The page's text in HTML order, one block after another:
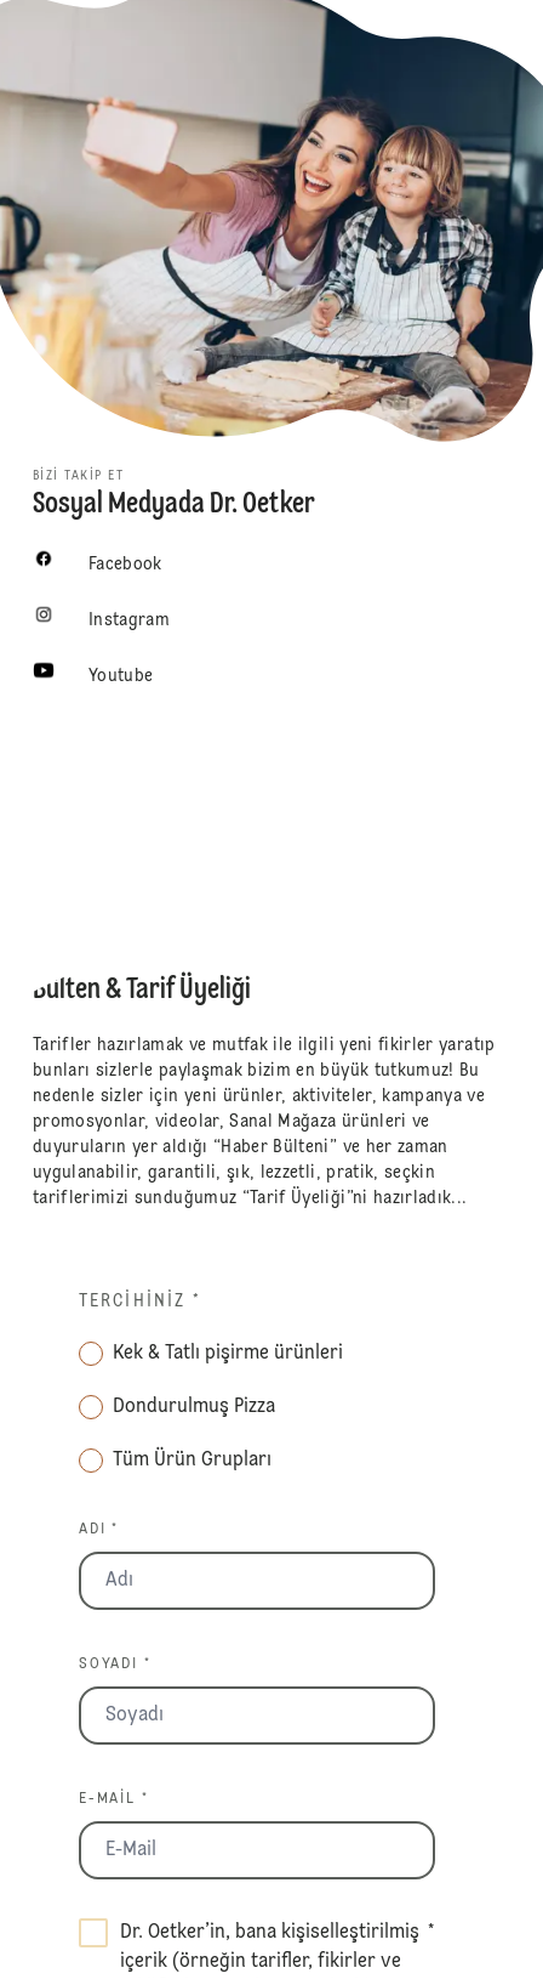
BIZI TAKIP ET
Sosyal Medyada Dr. Oetker
Facebook
Instagram
Youtube
Bülten & Tarif Üyeliği
Tarifler hazırlamak ve mutfak ile ilgili yeni fikirler yaratıp
bunları sizlerle paylaşmak bizim en büyük tutkumuz! Bu
nedenle sizler için yeni ürünler, aktiviteler, kampanya ve
promosyonlar, videolar, Sanal Mağaza ürünleri ve
duyuruların yer aldığı “Haber Bülteni” ve her zaman
uygulanabilir, garantili, şık, lezzetli, pratik, seçkin
tariflerimizi sunduğumuz “Tarif Üyeliği”ni hazırladık...
TERCIHINIZ *
Kek & Tatlı pişirme ürünleri
Dondurulmuş Pizza
Tüm Ürün Grupları
ADI *
SOYADI *
E-MAIL *
Dr. Oetker’in, bana kişiselleştirilmiş
içerik (örneğin tarifler, fikirler ve
*